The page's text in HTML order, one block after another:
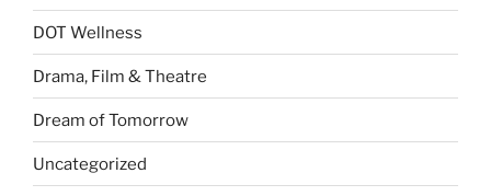
DOT Wellness
Drama, Film & Theatre
Dream of Tomorrow
Uncategorized